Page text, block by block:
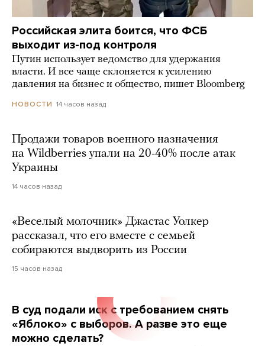
Российская элита боится, что ФСБ
выходит из-под контроля
Путин использует ведомство для удержания
власти. И все чаще склоняется к усилению
давления на бизнес и общество, пишет Bloomberg
НОВОСТИ 14 часов назад
Продажи товаров военного назначения
на Wildberries упали на 20-40% после атак
Украины
14 часов назад
«Веселый молочник» Джастас Уолкер
рассказал, что его вместе с семьей
собираются выдворить из России
15 часов назад
В суд подали иск с требованием снять
«Яблоко» с выборов. А разве это еще
можно сделать?